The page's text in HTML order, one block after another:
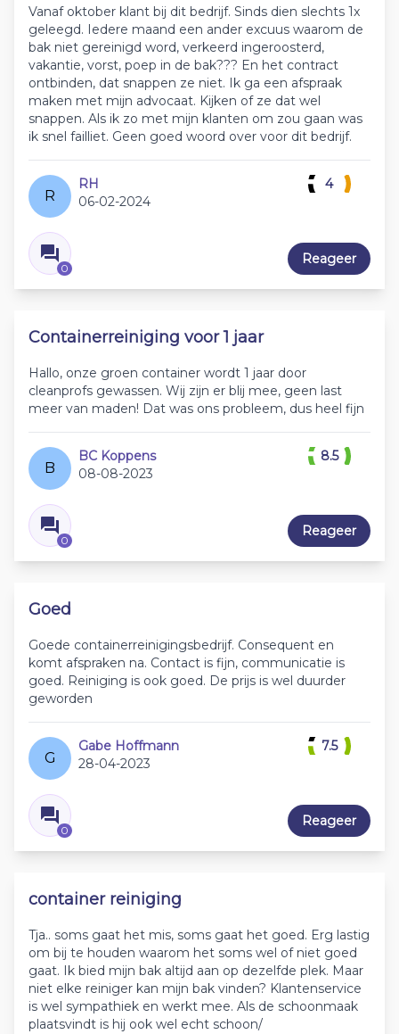
Vanaf oktober klant bij dit bedrijf. Sinds dien slechts 1x
geleegd. Iedere maand een ander excuus waarom de
bak niet gereinigd word, verkeerd ingeroosterd,
vakantie, vorst, poep in de bak??? En het contract
ontbinden, dat snappen ze niet. Ik ga een afspraak
maken met mijn advocaat. Kijken of ze dat wel
snappen. Als ik zo met mijn klanten om zou gaan was
ik snel failliet. Geen goed woord over voor dit bedrijf.
R
RH
06-02-2024
0
4
Reageer
Containerreiniging voor 1 jaar
Hallo, onze groen container wordt 1 jaar door
cleanprofs gewassen. Wij zijn er blij mee, geen last
meer van maden! Dat was ons probleem, dus heel fijn
B
BC Koppens
08-08-2023
0
8.5
Reageer
Goed
Goede containerreinigingsbedrijf. Consequent en
komt afspraken na. Contact is fijn, communicatie is
goed. Reiniging is ook goed. De prijs is wel duurder
geworden
G
Gabe Hoffmann
28-04-2023
0
7.5
Reageer
container reiniging
Tja.. soms gaat het mis, soms gaat het goed. Erg lastig
om bij te houden waarom het soms wel of niet goed
gaat. Ik bied mijn bak altijd aan op dezelfde plek. Maar
niet elke reiniger kan mijn bak vinden? Klantenservice
is wel sympathiek en werkt mee. Als de schoonmaak
plaatsvindt is hij ook wel echt schoon/